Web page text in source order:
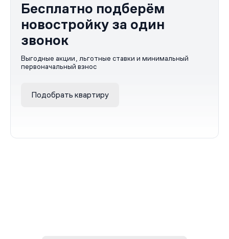
Бесплатно подберём
новостройку за один
звонок
Выгодные акции, льготные ставки и минимальный
первоначальный взнос
Подобрать квартиру